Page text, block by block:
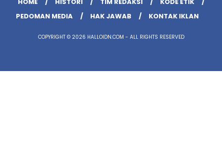
PEDOMAN MEDIA
HAK JAWAB KONTAK IKLAN
COPYRIGHT © 2026 HALLOIDN.COM - ALL RIGHTS RESERVED